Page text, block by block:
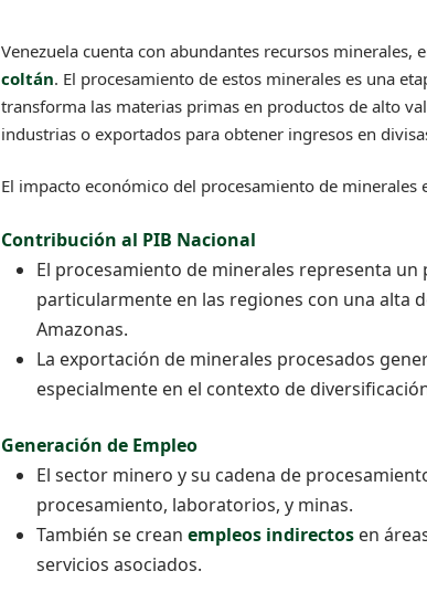
Venezuela cuenta con abundantes recursos minerales,
coltán. El procesamiento de estos minerales es una
transforma las materias primas en productos de alto
industrias o exportados para obtener ingresos en
El impacto económico del procesamiento de minerales
Contribución al PIB Nacional
El procesamiento de minerales representa
particularmente en las regiones con una alta
Amazonas.
La exportación de minerales procesados
especialmente en el contexto de
Generación de Empleo
El sector minero y su cadena de
procesamiento, laboratorios, y minas.
También se crean empleos indirectos en
servicios asociados.